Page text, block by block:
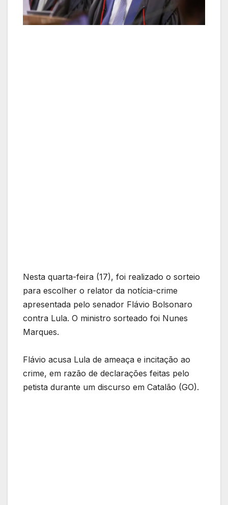
Nesta quarta-feira (17), foi realizado o sorteio
para escolher o relator da notícia-crime
apresentada pelo senador Flávio Bolsonaro
contra Lula. O ministro sorteado foi Nunes
Marques.
Flávio acusa Lula de ameaça e incitação ao
crime, em razão de declarações feitas pelo
petista durante um discurso em Catalão (GO).